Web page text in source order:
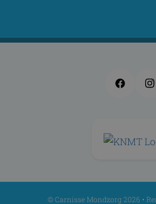
© Carnisse Mondzorg 2026 •